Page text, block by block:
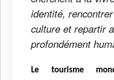
identité,
culture et repartir
profondément
Le tourisme